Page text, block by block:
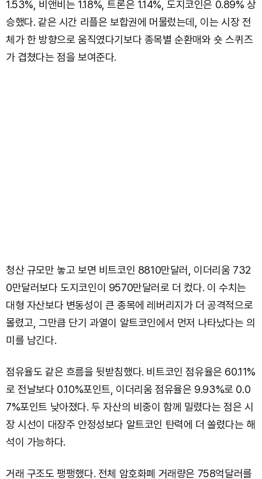
1.53%, 비앤비는 1.18%, 트론은 1.14%, 도지코인은 0.89% 상
승했다. 같은 시간 리플은 보합권에 머물렀는데, 이는 시장 전
체가 한 방향으로 움직였다기보다 종목별 순환매와 숏 스퀴즈
가 겹쳤다는 점을 보여준다.
청산 규모만 놓고 보면 비트코인 8810만달러, 이더리움 732
0만달러보다 도지코인이 9570만달러로 더 컸다. 이 수치는
대형 자산보다 변동성이 큰 종목에 레버리지가 더 공격적으로
몰렸고, 그만큼 단기 과열이 알트코인에서 먼저 나타났다는 의
미를 남긴다.
점유율도 같은 흐름을 뒷받침했다. 비트코인 점유율은 60.11%
로 전날보다 0.10%포인트, 이더리움 점유율은 9.93%로 0.0
7%포인트 낮아졌다. 두 자산의 비중이 함께 밀렸다는 점은 시
장 시선이 대장주 안정성보다 알트코인 탄력에 더 쏠렸다는 해
석이 가능하다.
거래 구조도 팽팽했다. 전체 암호화폐 거래량은 758억달러를